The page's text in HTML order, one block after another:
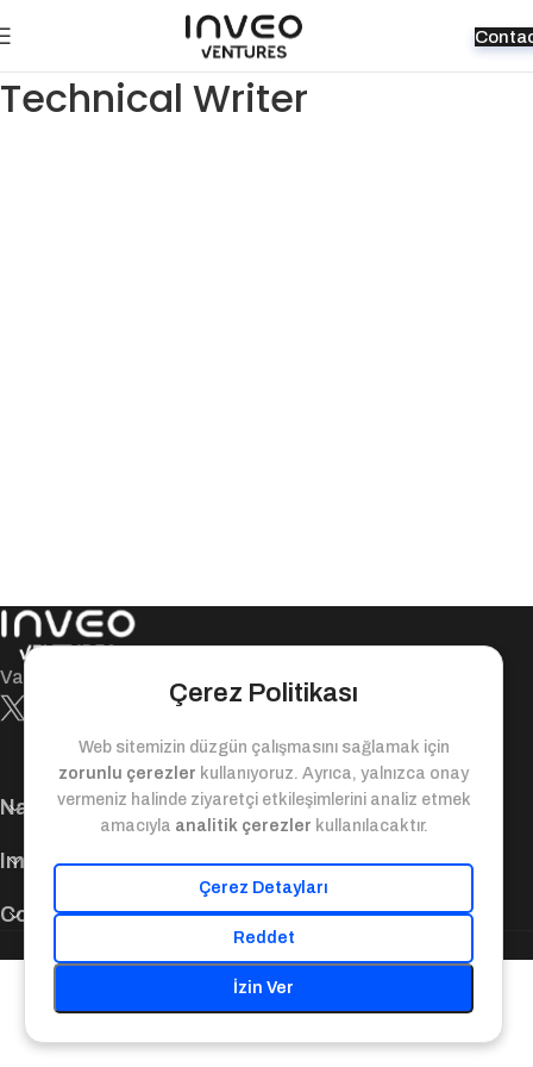
Technical Writer
Value-bridge between today and tomorrow!
Navigation
Important Links
Contact Us
© 2025. Inveo Ventures. All Rights Reserved.
Çerez Politikası
Web sitemizin düzgün çalışmasını sağlamak için
zorunlu çerezler kullanıyoruz. Ayrıca, yalnızca onay
vermeniz halinde ziyaretçi etkileşimlerini analiz etmek
amacıyla analitik çerezler kullanılacaktır.
Çerez Detayları
Reddet
İzin Ver